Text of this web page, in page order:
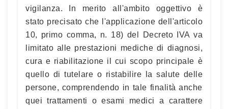
vigilanza. In merito all'ambito oggettivo è
stato precisato che l'applicazione dell'articolo
10, primo comma, n. 18) del Decreto IVA va
limitato alle prestazioni mediche di diagnosi,
cura e riabilitazione il cui scopo principale è
quello di tutelare o ristabilire la salute delle
persone, comprendendo in tale finalità anche
quei trattamenti o esami medici a carattere